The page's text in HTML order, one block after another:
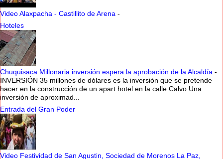
Video Alaxpacha - Castillito de Arena -
Hoteles
Chuquisaca Millonaria inversión espera la aprobación de la Alcaldía -
INVERSIÓN 35 millones de dólares es la inversión que se pretende
hacer en la construcción de un apart hotel en la calle Calvo Una
inversión de aproximad...
Entrada del Gran Poder
Video Festividad de San Agustin, Sociedad de Morenos La Paz,